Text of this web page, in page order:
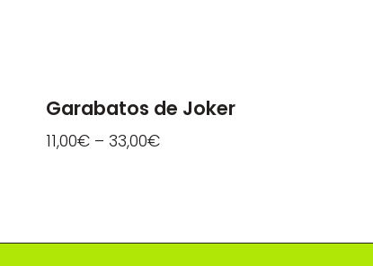
Garabatos de Joker
11,00€– 33,00€